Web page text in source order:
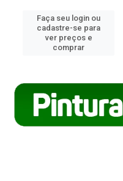
Faça seu login ou
cadastre-se para
ver preços e
comprar